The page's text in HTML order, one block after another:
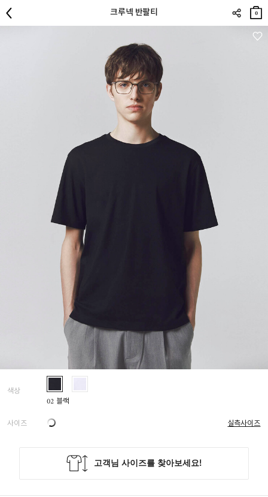
크루넥 반팔티
장바
구니
0
색상
02 블랙
사이즈
실측사이즈